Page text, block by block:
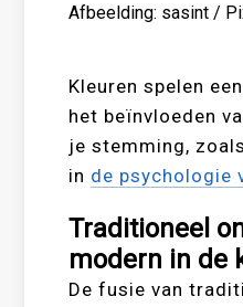
Afbeelding: sasint /
Kleuren spelen
het beïnvloeden
je stemming,
in de psychologie
Traditioneel
modern in de
De fusie van